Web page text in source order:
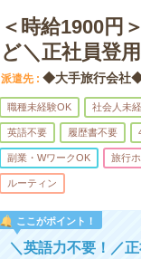
＜時給1900円
ど＼正社員登
派遣先 ◆大手旅行会社◆
職種未経験OK 社会人未
英語不要 履歴書不要
副業・WワークOK 旅行
ルーティン
ここがポイント！
＼英語力不要！／